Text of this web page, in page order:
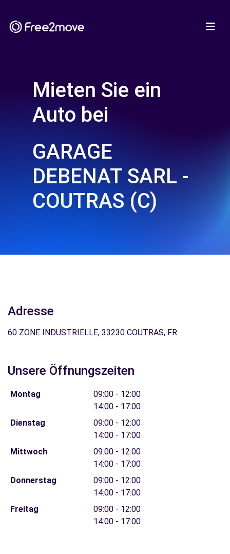
Mieten Sie ein
Auto bei
GARAGE
DEBENAT SARL -
COUTRAS (C)
Adresse
60 ZONE INDUSTRIELLE, 33230 COUTRAS, FR
Unsere Öffnungszeiten
Montag
09:00 - 12:00
14:00 - 17:00
Dienstag
09:00 - 12:00
14:00 - 17:00
Mittwoch
09:00 - 12:00
14:00 - 17:00
Donnerstag
09:00 - 12:00
14:00 - 17:00
Freitag
09:00 - 12:00
14:00 - 17:00